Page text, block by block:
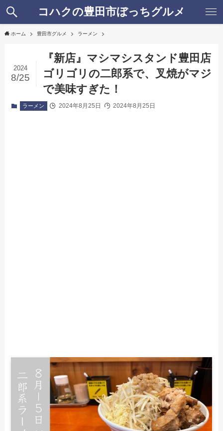
コハクの豊田市ぼっちグルメ
ホーム 豊田市グルメ ラーメン
『新店』マシマシスタンド豊田店
ゴリゴリの二郎系で、叉焼がマジ
で美味すぎた！
2024
8/25
ラーメン 2024年8月25日 2024年8月25日